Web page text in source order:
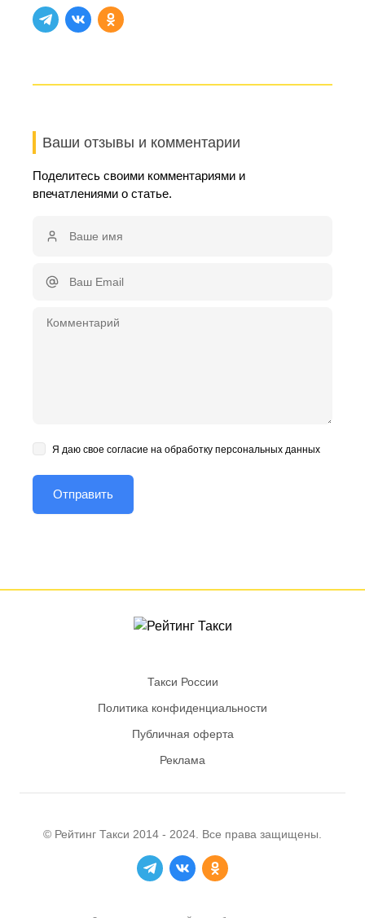
Ваши отзывы и комментарии
Поделитесь своими комментариями и
впечатлениями о статье.
Я даю свое согласие на обработку персональных данных
Такси России
Политика конфиденциальности
Публичная оферта
Реклама
© Рейтинг Такси 2014 - 2024. Все права защищены.